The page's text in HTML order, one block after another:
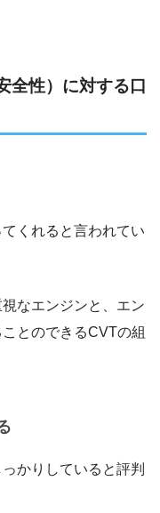
全性）に対する口
くれると言われてい
なエンジンと、エン
とのできるCVTの組
かりしていると評判